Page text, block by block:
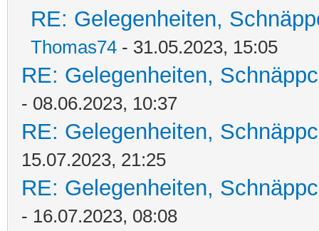
RE: Gelegenheiten,
Thomas74 - 31.05.2023, 15:05
RE: Gelegenheiten,
- 08.06.2023, 10:37
RE: Gelegenheiten,
15.07.2023, 21:25
RE: Gelegenheiten,
- 16.07.2023, 08:08